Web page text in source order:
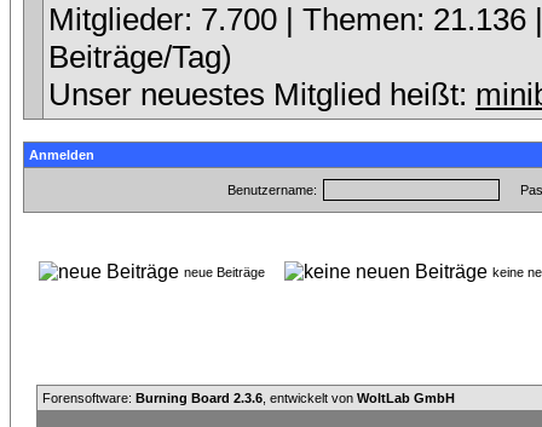
Mitglieder: 7.700 | Themen:
Beiträge/Tag)
Unser neuestes Mitglied heißt:
Anmelden
Benutzername:
neue Beiträge keine
Forensoftware: Burning Board 2.3.6 , entwickelt von WoltLab GmbH